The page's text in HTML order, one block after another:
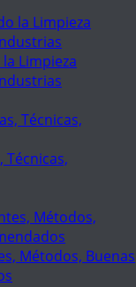
Limpieza
Técnicas,
Métodos, Buenas